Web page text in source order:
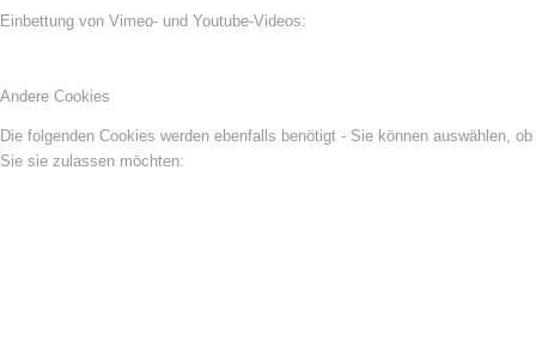
Einbettung von Vimeo- und Youtube-Videos:
Andere Cookies
Die folgenden Cookies werden ebenfalls benötigt - Sie können auswählen, ob
Sie sie zulassen möchten: